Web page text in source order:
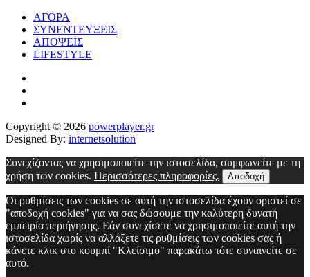
ΑΓΟΡΑ
ΣΥΝΕΝΤΕΥΞΕΙΣ
ΑΠΟΨΕΙΣ
LIFESTYLE
Copyright © 2026 powerplayer.gr
Designed By: internetsolution
Συνεχίζοντας να χρησιμοποιείτε την ιστοσελίδα, συμφωνείτε με τη
χρήση των cookies. Περισσότερες πληροφορίες. Αποδοχή
Οι ρυθμίσεις των cookies σε αυτή την ιστοσελίδα έχουν οριστεί σε
"αποδοχή cookies" για να σας δώσουμε την καλύτερη δυνατή
εμπειρία περιήγησης. Εάν συνεχίσετε να χρησιμοποιείτε αυτή την
ιστοσελίδα χωρίς να αλλάξετε τις ρυθμίσεις των cookies σας ή
κάνετε κλικ στο κουμπί "Κλείσιμο" παρακάτω τότε συναινείτε σε
αυτό.